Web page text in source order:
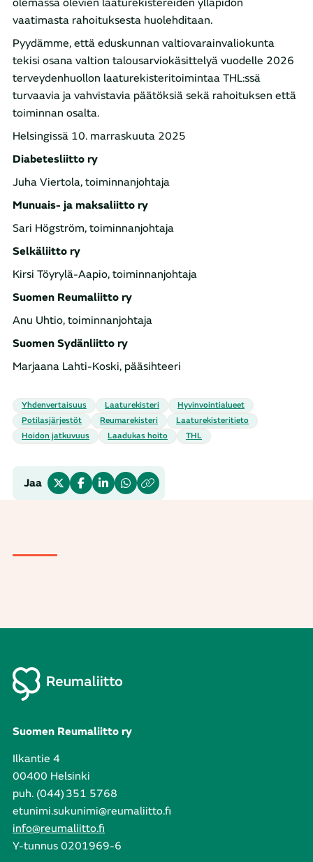
olemassa olevien laaturekistereiden ylläpidon
vaatimasta rahoituksesta huolehditaan.
Pyydämme, että eduskunnan valtiovarainvaliokunta
tekisi osana valtion talousarviokäsittelyä vuodelle 2026
terveydenhuollon laaturekisteritoimintaa THL:ssä
turvaavia ja vahvistavia päätöksiä sekä rahoituksen että
toiminnan osalta.
Helsingissä 10. marraskuuta 2025
Diabetesliitto ry
Juha Viertola, toiminnanjohtaja
Munuais- ja maksaliitto ry
Sari Högström, toiminnanjohtaja
Selkäliitto ry
Kirsi Töyrylä-Aapio, toiminnanjohtaja
Suomen Reumaliitto ry
Anu Uhtio, toiminnanjohtaja
Suomen Sydänliitto ry
Marjaana Lahti-Koski, pääsihteeri
yhdenvertaisuus laaturekisteri
hyvinvointialueet
potilasjärjestöt
reumarekisteri
laaturekisteritieto
hoidon jatkuvuus
laadukas hoito THL
Jaa
Suomen Reumaliitto ry
Ilkantie 4
00400 Helsinki
puh. (044) 351 5768
etunimi.sukunimi@reumaliitto.fi
info@reumaliitto.fi
Y-tunnus 0201969-6